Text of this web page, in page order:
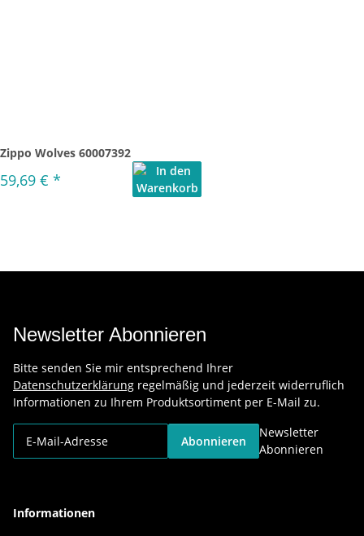
Zippo Wolves 60007392
59,69 € *
Newsletter Abonnieren
Bitte senden Sie mir entsprechend Ihrer
Datenschutzerklärung regelmäßig und jederzeit widerruflich
Informationen zu Ihrem Produktsortiment per E-Mail zu.
Abonnieren
Newsletter
Abonnieren
Informationen